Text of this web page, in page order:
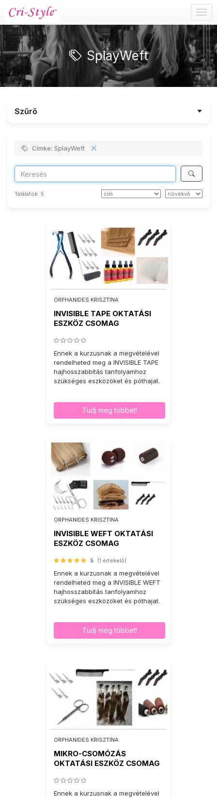
SplayWeft
Szűrő
Címke: SplayWeft
Találatok: 5
ORPHANIDES KRISZTINA
INVISIBLE TAPE OKTATÁSI
ESZKÖZ CSOMAG
Ennek a kurzusnak a megvételével
rendelheted meg a INVISIBLE TAPE
hajhosszabbítás tanfolyamhoz
szükséges eszközöket és póthajat.
Tudj meg többet!
ORPHANIDES KRISZTINA
INVISIBLE WEFT OKTATÁSI
ESZKÖZ CSOMAG
5 (1 értékelő)
Ennek a kurzusnak a megvételével
rendelheted meg a INVISIBLE WEFT
hajhosszabbítás tanfolyamhoz
szükséges eszközöket és póthajat.
Tudj meg többet!
ORPHANIDES KRISZTINA
MIKRO-CSOMÓZÁS
OKTATÁSI ESZKÖZ CSOMAG
Ennek a kurzusnak a megvételével